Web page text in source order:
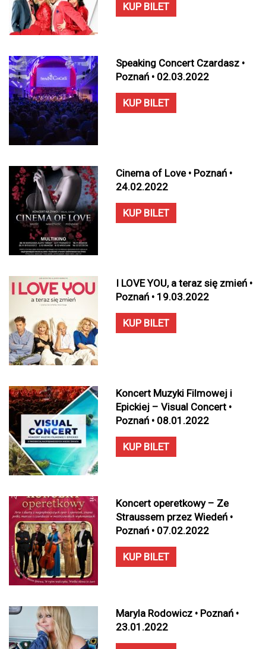
KUP BILET
Speaking Concert Czardasz •
Poznań • 02.03.2022
KUP BILET
Cinema of Love • Poznań •
24.02.2022
KUP BILET
I LOVE YOU, a teraz się zmień •
Poznań • 19.03.2022
KUP BILET
Koncert Muzyki Filmowej i
Epickiej – Visual Concert •
Poznań • 08.01.2022
KUP BILET
Koncert operetkowy – Ze
Straussem przez Wiedeń •
Poznań • 07.02.2022
KUP BILET
Maryla Rodowicz • Poznań •
23.01.2022